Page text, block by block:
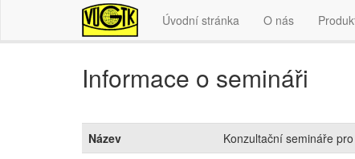
Úvodní stránka O nás
Informace o semináři
Název
Konzultační semináře